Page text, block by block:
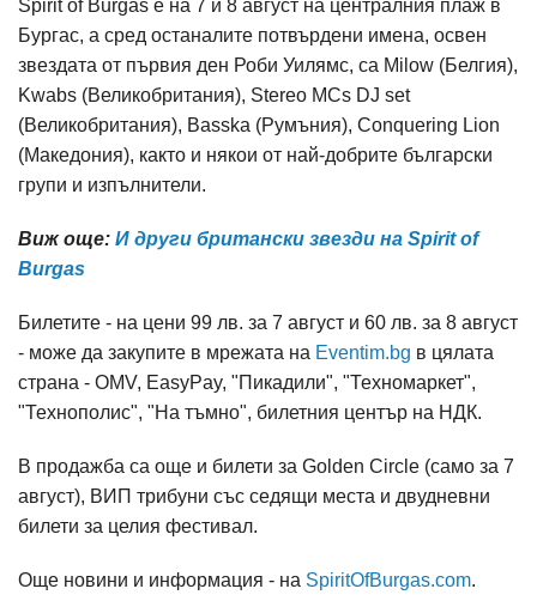
Spirit of Burgas е на 7 и 8 август на централния плаж в
Бургас, а сред останалите потвърдени имена, освен
звездата от първия ден Роби Уилямс, са Milow (Белгия),
Kwabs (Великобритания), Stereo MCs DJ set
(Великобритания), Basska (Румъния), Conquering Lion
(Mакедония), както и някои от най-добрите български
групи и изпълнители.
Виж още: И други британски звезди на Spirit of
Burgas
Билетите - на цени 99 лв. за 7 август и 60 лв. за 8 август
- може да закупите в мрежата на Eventim.bg в цялата
страна - OMV, EasyPay, "Пикадили", "Техномаркет",
"Технополис", "На тъмно", билетния център на НДК.
В продажба са още и билети за Golden Circle (само за 7
август), ВИП трибуни със седящи места и двудневни
билети за целия фестивал.
Още новини и информация - на SpiritOfBurgas.com.